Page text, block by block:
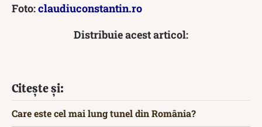
Foto:claudiuconstantin.ro
Distribuie acest articol:
Citește și:
Care este cel mai lung tunel din România?